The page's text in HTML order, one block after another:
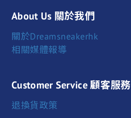
About Us 關於我們
關於Dreamsneakerhk
相關媒體報導
Customer Service 顧客服務
退換貨政策